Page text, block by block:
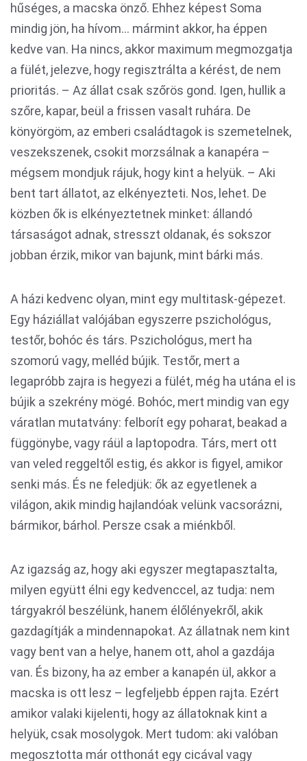
hűséges, a macska önző. Ehhez képest Soma
mindig jön, ha hívom… mármint akkor, ha éppen
kedve van. Ha nincs, akkor maximum megmozgatja
a fülét, jelezve, hogy regisztrálta a kérést, de nem
prioritás. – Az állat csak szőrös gond. Igen, hullik a
szőre, kapar, beül a frissen vasalt ruhára. De
könyörgöm, az emberi családtagok is szemetelnek,
veszekszenek, csokit morzsálnak a kanapéra –
mégsem mondjuk rájuk, hogy kint a helyük. – Aki
bent tart állatot, az elkényezteti. Nos, lehet. De
közben ők is elkényeztetnek minket: állandó
társaságot adnak, stresszt oldanak, és sokszor
jobban érzik, mikor van bajunk, mint bárki más.
A házi kedvenc olyan, mint egy multitask-gépezet.
Egy háziállat valójában egyszerre pszichológus,
testőr, bohóc és társ. Pszichológus, mert ha
szomorú vagy, melléd bújik. Testőr, mert a
legapróbb zajra is hegyezi a fülét, még ha utána el is
bújik a szekrény mögé. Bohóc, mert mindig van egy
váratlan mutatvány: felborít egy poharat, beakad a
függönybe, vagy ráül a laptopodra. Társ, mert ott
van veled reggeltől estig, és akkor is figyel, amikor
senki más. És ne feledjük: ők az egyetlenek a
világon, akik mindig hajlandóak velünk vacsorázni,
bármikor, bárhol. Persze csak a miénkből.
Az igazság az, hogy aki egyszer megtapasztalta,
milyen együtt élni egy kedvenccel, az tudja: nem
tárgyakról beszélünk, hanem élőlényekről, akik
gazdagítják a mindennapokat. Az állatnak nem kint
vagy bent van a helye, hanem ott, ahol a gazdája
van. És bizony, ha az ember a kanapén ül, akkor a
macska is ott lesz – legfeljebb éppen rajta. Ezért
amikor valaki kijelenti, hogy az állatoknak kint a
helyük, csak mosolygok. Mert tudom: aki valóban
megosztotta már otthonát egy cicával vagy